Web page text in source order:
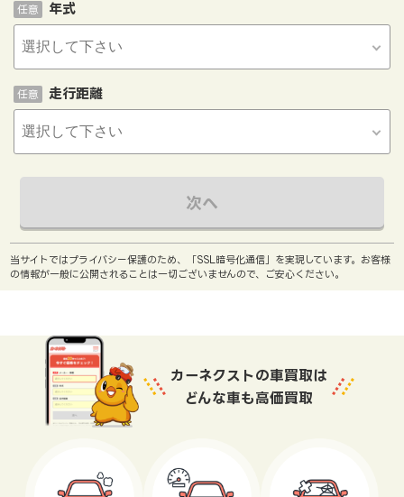
年式
任意
走行距離
任意
次へ
当サイトではプライバシー保護のため、「SSL暗号化通信」を実現しています。お客様
の情報が一般に公開されることは一切ございませんので、ご安心ください。
カーネクストの車買取は
どんな車も高価買取